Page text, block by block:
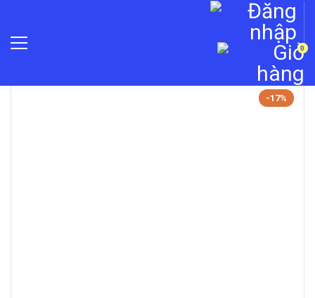
0
-17%